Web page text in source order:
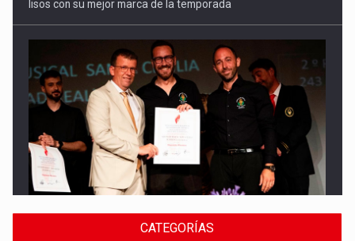
Cultura
El Gobierno regional apoya el Certamen de Bandas de Mota
del Cuervo con 18.000 euros